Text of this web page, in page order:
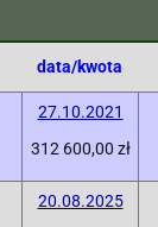
data/kwota
27.10.2021
312 600,00 zł
20.08.2025